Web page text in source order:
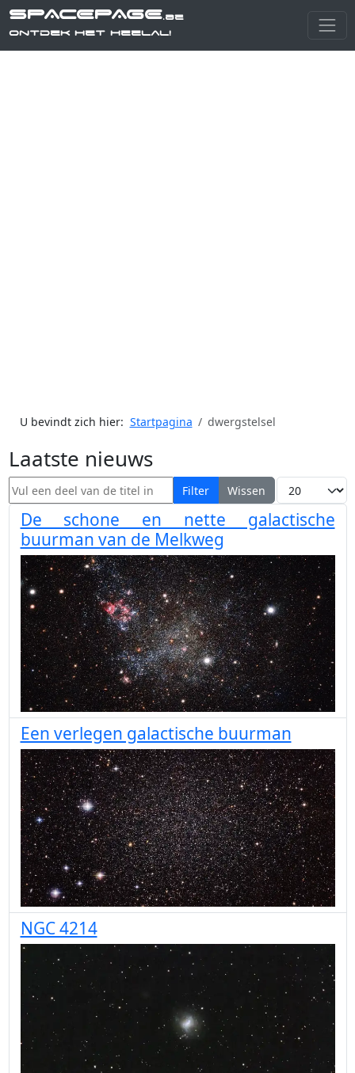
SPACEPAGE.be
Ontdek het heelal!
U bevindt zich hier: Startpagina dwergstelsel
Laatste nieuws
Vul een deel van de titel in Filter Wissen Toon #
De schone en nette galactische
buurman van de Melkweg
Een verlegen galactische buurman
NGC 4214